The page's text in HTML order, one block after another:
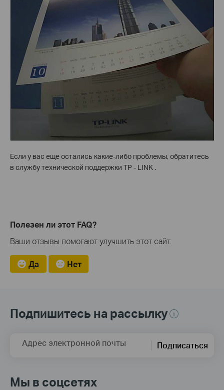
Если у вас еще остались какие-либо проблемы, обратитесь
в службу технической поддержки TP - LINK .
Полезен ли этот FAQ?
Ваши отзывы помогают улучшить этот сайт.
Да Нет
Подпишитесь на рассылку
Адрес электронной почты Подписаться
Мы в соцсетях